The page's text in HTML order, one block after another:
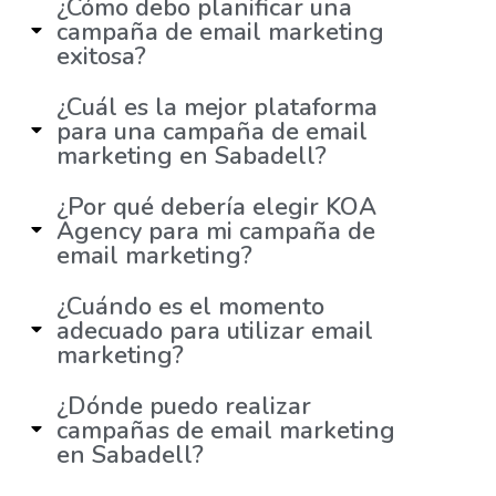
¿Cómo debo planificar una
campaña de email marketing
exitosa?
¿Cuál es la mejor plataforma
para una campaña de email
marketing en Sabadell?
¿Por qué debería elegir KOA
Agency para mi campaña de
email marketing?
¿Cuándo es el momento
adecuado para utilizar email
marketing?
¿Dónde puedo realizar
campañas de email marketing
en Sabadell?